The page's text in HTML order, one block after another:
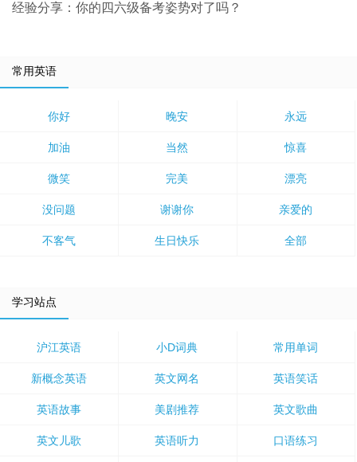
经验分享：你的四六级备考姿势对了吗？
常用英语
你好 晚安 永远
加油 当然 惊喜
微笑 完美 漂亮
没问题 谢谢你 亲爱的
不客气 生日快乐 全部
学习站点
沪江英语 小D词典 常用单词
新概念英语 英文网名 英语笑话
英语故事 美剧推荐 英文歌曲
英文儿歌 英语听力 口语练习